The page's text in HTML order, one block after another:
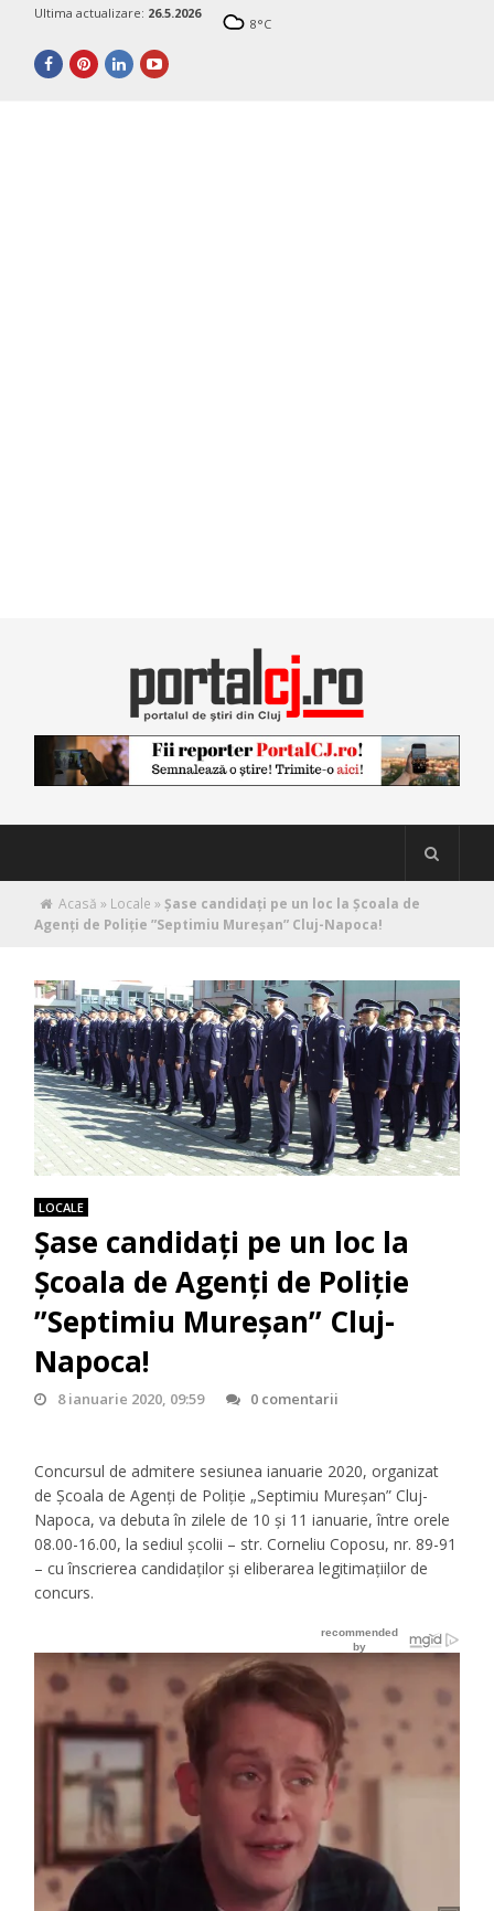
Ultima actualizare: 26.5.2026
8°C
Acasă » Locale »Șase candidați pe un loc la Școala de
Agenți de Poliție ”Septimiu Mureșan” Cluj-Napoca!
LOCALE
Șase candidați pe un loc la
Școala de Agenți de Poliție
”Septimiu Mureșan” Cluj-
Napoca!
8 ianuarie 2020, 09:59 0 comentarii
Concursul de admitere sesiunea ianuarie 2020, organizat
de Şcoala de Agenţi de Poliţie „Septimiu Mureşan” Cluj-
Napoca, va debuta în zilele de 10 și 11 ianuarie, între orele
08.00-16.00, la sediul școlii – str. Corneliu Coposu, nr. 89-91
– cu înscrierea candidaților și eliberarea legitimațiilor de
concurs.